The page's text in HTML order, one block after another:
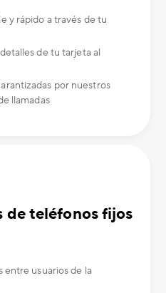
y rápido a través de tu
de tu tarjeta al
por nuestros
llamadas
de teléfonos fijos
entre usuarios de la